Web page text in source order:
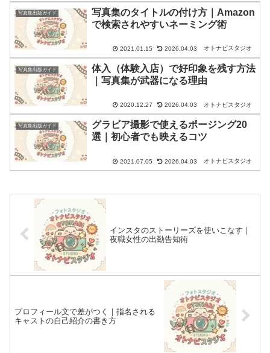
写真集出版ガイド
写真集のタイトルの付け方｜Amazon
で検索されやすいネーミング術
2021.01.15 2026.04.03 オトナビスタジオ
写真集出版ガイド
体入（体験入店）で好印象を残す方法
｜写真集が武器になる理由
2020.12.27 2026.04.03 オトナビスタジオ
写真集出版ガイド
グラビア撮影で使えるポージング20
選｜初心者でも映えるコツ
2021.07.05 2026.04.03 オトナビスタジオ
インスタのストーリーズを使いこなす｜
夜職女性の出勤告知術
プロフィール文で差がつく｜指名される
キャストの自己紹介の書き方